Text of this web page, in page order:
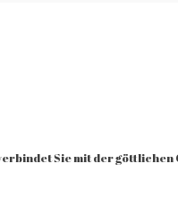
Sie mit der göttlichen